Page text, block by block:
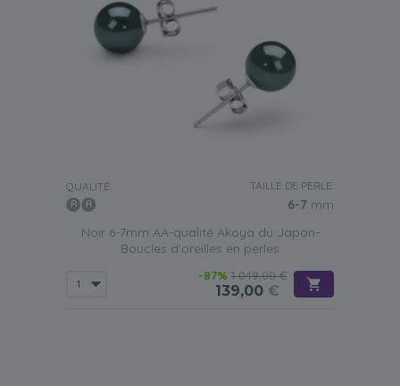
QUALITÉ: TAILLE DE PERLE:
6-7 mm
Noir 6-7mm AA-qualité Akoya du Japon-
Boucles d'oreilles en perles
-87% 1 049,00 €
139,00 €